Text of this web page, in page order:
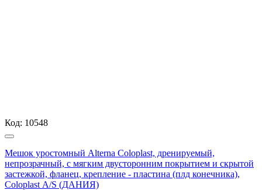
Код: 10548
Мешок уростомный Alterna Coloplast, дренируемый,
непрозрачный, с мягким двусторонним покрытием и скрытой
застежкой, фланец, крепление - пластина (плд конечника),
Coloplast А/S (ДАНИЯ)